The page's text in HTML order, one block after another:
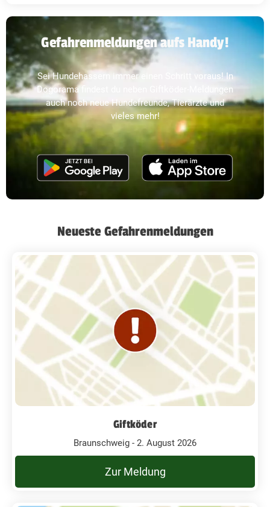
Gefahrenmeldungen aufs Handy!
Sei Hundehassern immer einen Schritt voraus! In
Dogorama findest du neben Giftköder-Meldungen
auch noch neue Hundefreunde, Tierärzte und
vieles mehr!
Neueste Gefahrenmeldungen
Giftköder
Braunschweig - 2. August 2026
Zur Meldung